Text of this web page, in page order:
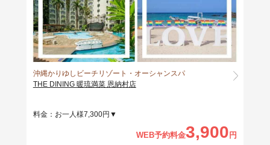
沖縄かりゆしビーチリゾート・オーシャンスパ
THE DINING 暖琉満菜 恩納村店
料金：お一人様7,300円▼
WEB予約料金3,900 円